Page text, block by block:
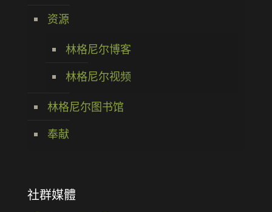
资源
林格尼尔博客
林格尼尔视频
林格尼尔图书馆
奉献
社群媒體